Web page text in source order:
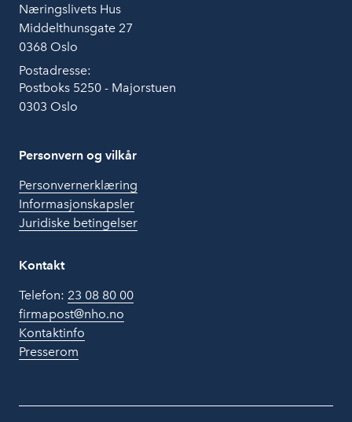
Næringslivets Hus
Middelthunsgate 27
0368 Oslo
Postadresse:
Postboks 5250 - Majorstuen
0303 Oslo
Personvern og vilkår
Personvernerklæring
Informasjonskapsler
Juridiske betingelser
Kontakt
Telefon: 23 08 80 00
firmapost@nho.no
Kontaktinfo
Presserom